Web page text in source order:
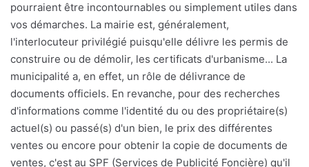
pourraient être incontournables ou simplement utiles dans
vos démarches. La mairie est, généralement,
l'interlocuteur privilégié puisqu'elle délivre les permis de
construire ou de démolir, les certificats d'urbanisme... La
municipalité a, en effet, un rôle de délivrance de
documents officiels. En revanche, pour des recherches
d'informations comme l'identité du ou des propriétaire(s)
actuel(s) ou passé(s) d'un bien, le prix des différentes
ventes ou encore pour obtenir la copie de documents de
ventes, c'est au SPF (Services de Publicité Foncière) qu'il